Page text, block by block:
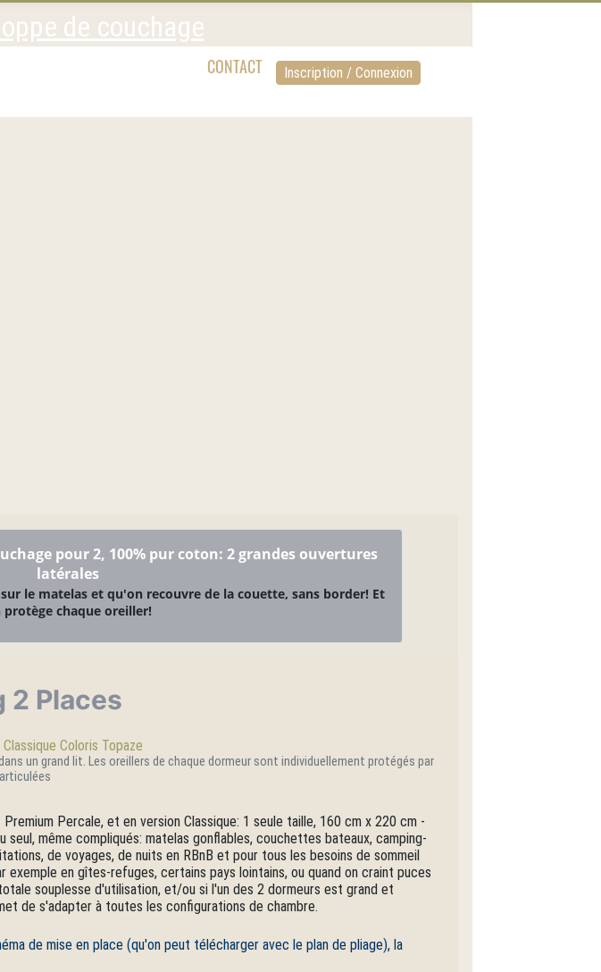
CONTACT Inscription / Connexion
pour 2, 100% pur coton: 2 grandes ouvertures
latérales
le matelas et qu'on recouvre de la couette, sans border! Et
protège chaque oreiller!
2 Places
un grand lit. Les oreillers de chaque dormeur sont individuellement protégés par
Percale, et en version Classique: 1 seule taille, 160 cm x 220 cm -
même compliqués: matelas gonflables, couchettes bateaux, camping-
de voyages, de nuits en RBnB et pour tous les besoins de sommeil
en gîtes-refuges, certains pays lointains, ou quand on craint puces
souplesse d'utilisation, et/ou si l'un des 2 dormeurs est grand et
de s'adapter à toutes les configurations de chambre.
de mise en place (qu'on peut télécharger avec le plan de pliage), la